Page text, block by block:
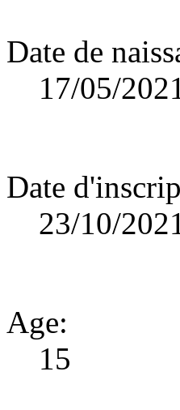
Date de
17/05/
Date
23/10/
Age:
15